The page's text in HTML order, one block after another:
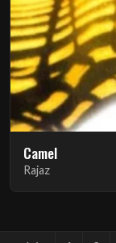
Camel
Rajaz